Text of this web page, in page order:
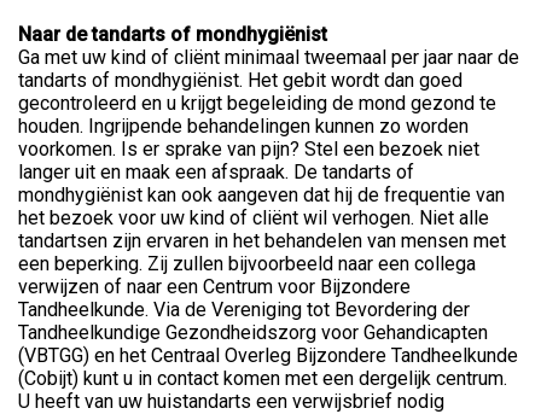
Naar de tandarts of mondhygiënist
Ga met uw kind of cliënt minimaal tweemaal per jaar naar de
tandarts of mondhygiënist. Het gebit wordt dan goed
gecontroleerd en u krijgt begeleiding de mond gezond te
houden. Ingrijpende behandelingen kunnen zo worden
voorkomen. Is er sprake van pijn? Stel een bezoek niet
langer uit en maak een afspraak. De tandarts of
mondhygiënist kan ook aangeven dat hij de frequentie van
het bezoek voor uw kind of cliënt wil verhogen. Niet alle
tandartsen zijn ervaren in het behandelen van mensen met
een beperking. Zij zullen bijvoorbeeld naar een collega
verwijzen of naar een Centrum voor Bijzondere
Tandheelkunde. Via de Vereniging tot Bevordering der
Tandheelkundige Gezondheidszorg voor Gehandicapten
(VBTGG) en het Centraal Overleg Bijzondere Tandheelkunde
(Cobijt) kunt u in contact komen met een dergelijk centrum.
U heeft van uw huistandarts een verwijsbrief nodig